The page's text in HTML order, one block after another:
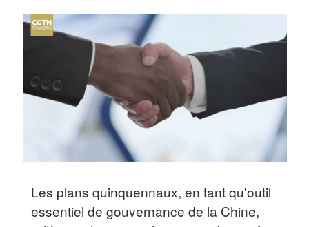
Les plans quinquennaux, en tant qu'outil
essentiel de gouvernance de la Chine,